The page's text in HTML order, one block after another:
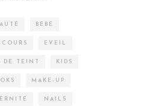
BÉBÉ
EVEIL
DE TEINT KIDS
MAKE-UP
NAILS